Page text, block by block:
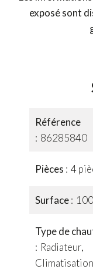
exposé sont
Référence
86285840
Pièces 4
Surface
Type de
Radiateur,
Climatisation